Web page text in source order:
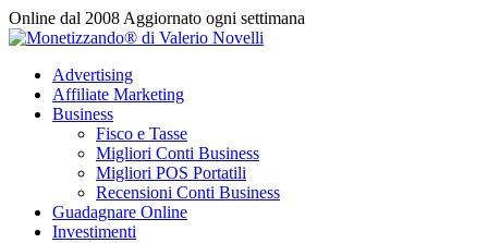
Vai
al
Online dal 2008 Aggiornato ogni settimana
Advertising
Affiliate Marketing
Business
Fisco e Tasse
Migliori Conti Business
Migliori POS Portatili
Recensioni Conti Business
Guadagnare Online
Investimenti